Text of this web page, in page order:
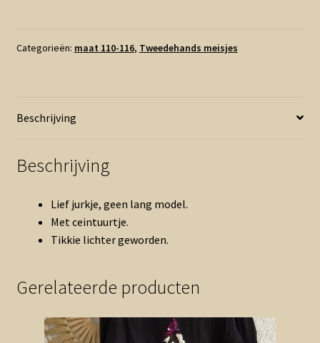
dots
aantal
Categorieën: maat 110-116, Tweedehands meisjes
Beschrijving
Beschrijving
Lief jurkje, geen lang model.
Met ceintuurtje.
Tikkie lichter geworden.
Gerelateerde producten